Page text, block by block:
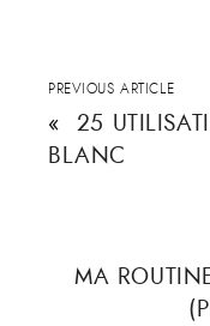
PREVIOUS ARTICLE
« 25
BLANC
MA